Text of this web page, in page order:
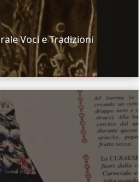
Voci e Tradizioni